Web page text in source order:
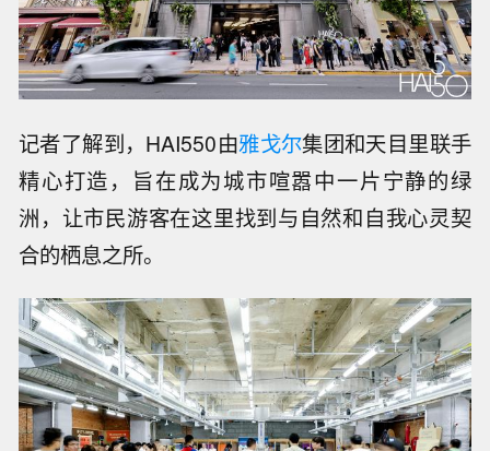
记者了解到，HAI550由雅戈尔集团和天目里联手
精心打造，旨在成为城市喧嚣中一片宁静的绿
洲，让市民游客在这里找到与自然和自我心灵契
合的栖息之所。